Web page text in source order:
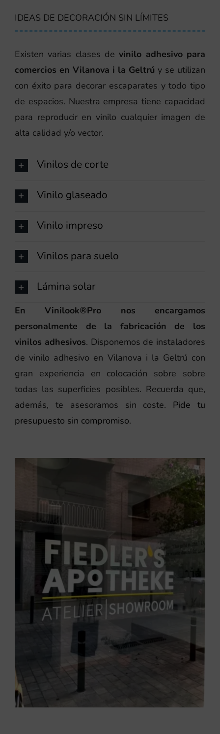
IDEAS DE DECORACIÓN SIN LÍMITES
Existen varias clases devinilo adhesivo para
comercios en Vilanova i la Geltrú y se utilizan
con éxito para decorar escaparates y todo tipo
de espacios. Nuestra empresa tiene capacidad
para reproducir en vinilo cualquier imagen de
alta calidad y/o vector.
Vinilos de corte
Vinilo glaseado
Vinilo impreso
Vinilos para suelo
Lámina solar
En Vinilook®Pro nos encargamos
personalmente de la fabricación de los
vinilos adhesivos. Disponemos de instaladores
de vinilo adhesivo en Vilanova i la Geltrú con
gran experiencia en colocación sobre sobre
todas las superficies posibles. Recuerda que,
además, te asesoramos sin coste. Pide tu
presupuesto sin compromiso.